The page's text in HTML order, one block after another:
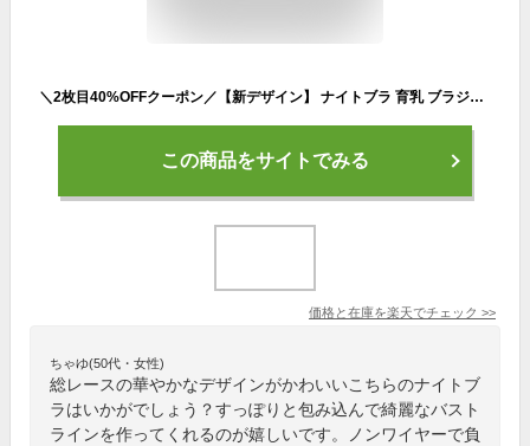
＼2枚目40%OFFクーポン／【新デザイン】 ナイトブラ 育乳 ブラジャー 育乳ブラ 小胸 ノンワイヤー バストアップ 自胸 脇高 フロントホック ノンワイヤーブラ かわいい 谷間 脇肉 夜 ブラ 楽 横流れ 防止 補正ブラ 産後 補正下着 大きいサイズ 20代 30代 春
この商品をサイトでみる
価格と在庫を楽天でチェック >>
ちゃゆ(50代・女性)
総レースの華やかなデザインがかわいいこちらのナイトブ
ラはいかがでしょう？すっぽりと包み込んで綺麗なバスト
ラインを作ってくれるのが嬉しいです。ノンワイヤーで負